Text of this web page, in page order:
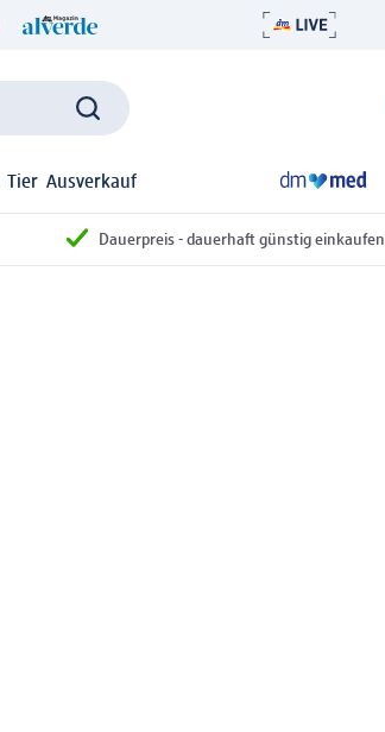
Tier Ausverkauf
Dauerpreis - dauerhaft günstig einkaufen